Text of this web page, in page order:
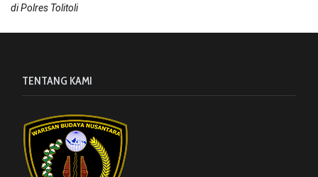
di Polres Tolitoli
TENTANG KAMI